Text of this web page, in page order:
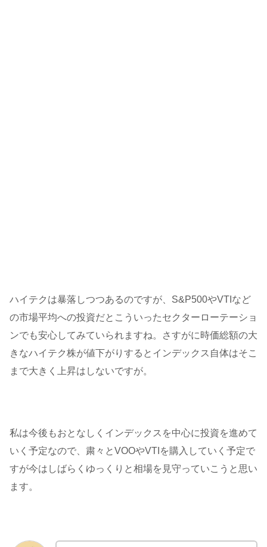
ハイテクは暴落しつつあるのですが、S&P500やVTIなど
の市場平均への投資だとこういったセクターローテーショ
ンでも安心してみていられますね。さすがに時価総額の大
きなハイテク株が値下がりするとインデックス自体はそこ
まで大きく上昇はしないですが。
私は今後もおとなしくインデックスを中心に投資を進めて
いく予定なので、粛々とVOOやVTIを購入していく予定で
すが今はしばらくゆっくりと相場を見守っていこうと思い
ます。